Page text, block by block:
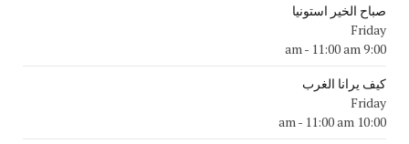
صباح الخير استونيا
Friday
9:00 am
- 11:00 am
كيف يرانا الغرب
Friday
10:00 am
- 11:00 am